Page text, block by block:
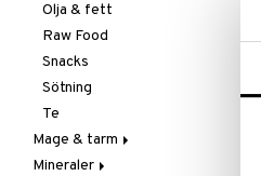
Olja & fett
Raw Food
Snacks
Sötning
Te
Mage & tarm
Drycker
Mineraler